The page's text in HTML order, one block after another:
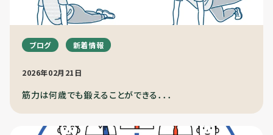
ブログ 新着情報
2026年02月21日
筋力は何歳でも鍛えることができる．．．